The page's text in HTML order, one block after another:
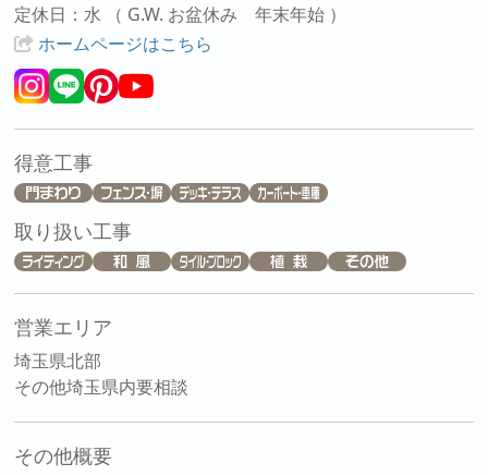
定休日：水 （ G.W. お盆休み 年末年始 ）
ホームページはこちら
得意工事
取り扱い工事
営業エリア
埼玉県北部
その他埼玉県内要相談
その他概要